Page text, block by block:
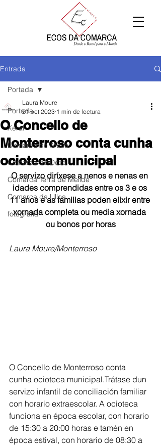
Entrada
Portada
Xeral
Comarca de Arzúa
Comarca de Deza
Comarca Terra de Melide
Comarca da Ulloa
fotografía
Portada
O Concello de
Monterroso conta cunha
ocioteca municipal
Laura Moure
21 oct 2023 1 min de lectura
O servizo diríxese a nenos e nenas en
idades comprendidas entre os 3 e os
11 anos e as familias poden elixir entre
xornada completa ou media xornada
ou bonos por horas
Laura Moure/Monterroso
O Concello de Monterroso conta
cunha ocioteca municipal.Trátase dun
servizo infantil de conciliación familiar
con horario extraescolar. A ocioteca
funciona en época escolar, con horario
de 15:30 a 20:00 horas e tamén en
época estival, con horario de 08:30 a